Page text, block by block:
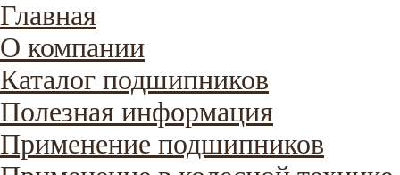
Главная
О компании
Каталог подшипников
Полезная информация
Применение подшипников